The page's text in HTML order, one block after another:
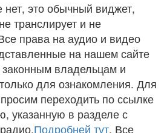
нет, это обычный виджет,
транслирует и не
права на аудио и видео
на нашем сайте
владельцам и
для ознакомления. Для
переходить по ссылке
указанную в разделе с
Подробней тут. Все